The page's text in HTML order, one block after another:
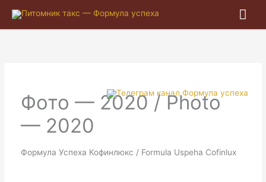
Фото — 2020 / Photo
— 2020
Формула Успеха Кофинлюкс / Formula Uspeha Cofinlux